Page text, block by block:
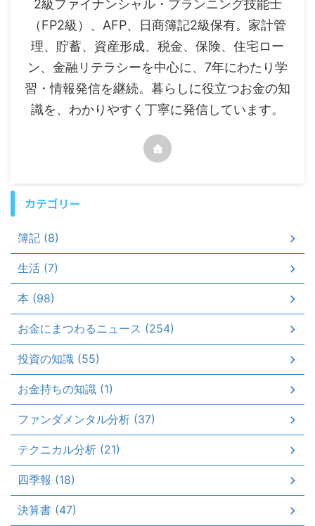
2級ファイナンシャル・プランニング技能士
（FP2級）、AFP、日商簿記2級保有。家計管
理、貯蓄、資産形成、税金、保険、住宅ロー
ン、金融リテラシーを中心に、7年にわたり学
習・情報発信を継続。暮らしに役立つお金の知
識を、わかりやすく丁寧に発信しています。
カテゴリー
簿記 (8)
生活 (7)
本 (98)
お金にまつわるニュース (254)
投資の知識 (55)
お金持ちの知識 (1)
ファンダメンタル分析 (37)
テクニカル分析 (21)
四季報 (18)
決算書 (47)